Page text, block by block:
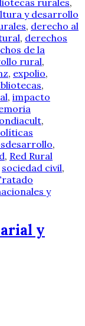
y desarrollo
, derecho al
, derechos
de la
rural,
, expolio,
,
, impacto
,
,
, Red Rural
sociedad civil,
y
y